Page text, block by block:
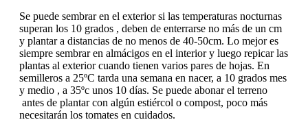
Se puede sembrar en el exterior si las temperaturas nocturnas
superan los 10 grados , deben de enterrarse no más de un cm
y plantar a distancias de no menos de 40-50cm. Lo mejor es
siempre sembrar en almácigos en el interior y luego repicar las
plantas al exterior cuando tienen varios pares de hojas. En
semilleros a 25ºC tarda una semana en nacer, a 10 grados mes
y medio , a 35ºc unos 10 días. Se puede abonar el terreno
antes de plantar con algún estiércol o compost, poco más
necesitarán los tomates en cuidados.